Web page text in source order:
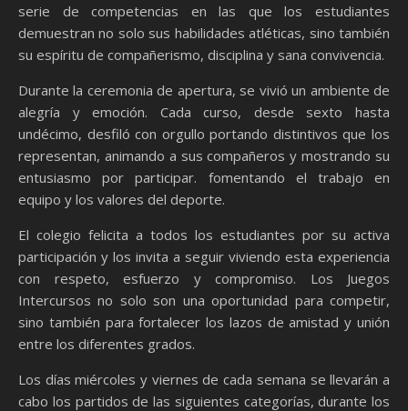
serie de competencias en las que los estudiantes
demuestran no solo sus habilidades atléticas, sino también
su espíritu de compañerismo, disciplina y sana convivencia.
Durante la ceremonia de apertura, se vivió un ambiente de
alegría y emoción. Cada curso, desde sexto hasta
undécimo, desfiló con orgullo portando distintivos que los
representan, animando a sus compañeros y mostrando su
entusiasmo por participar. fomentando el trabajo en
equipo y los valores del deporte.
El colegio felicita a todos los estudiantes por su activa
participación y los invita a seguir viviendo esta experiencia
con respeto, esfuerzo y compromiso. Los Juegos
Intercursos no solo son una oportunidad para competir,
sino también para fortalecer los lazos de amistad y unión
entre los diferentes grados.
Los días miércoles y viernes de cada semana se llevarán a
cabo los partidos de las siguientes categorías, durante los